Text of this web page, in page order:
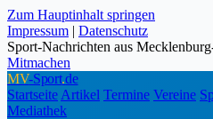
Zum Hauptinhalt springen
Impressum | Datenschutz
Sport-Nachrichten aus
Mitmachen
MV-Sport.de
Startseite Artikel Termine Vereine
Mediathek